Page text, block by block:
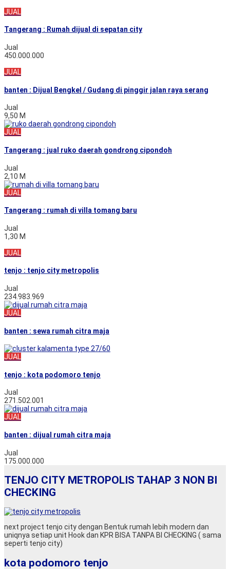
JUAL
Tangerang : Rumah dijual di sepatan city
Jual
450.000.000
JUAL
banten : Dijual Bengkel / Gudang di pinggir jalan raya serang
Jual
9,50 M
JUAL
Tangerang : jual ruko daerah gondrong cipondoh
Jual
2,10 M
JUAL
Tangerang : rumah di villa tomang baru
Jual
1,30 M
JUAL
tenjo : tenjo city metropolis
Jual
234.983.969
JUAL
banten : sewa rumah citra maja
JUAL
tenjo : kota podomoro tenjo
Jual
271.502.001
JUAL
banten : dijual rumah citra maja
Jual
175.000.000
TENJO CITY METROPOLIS TAHAP 3 NON BI
CHECKING
next project tenjo city dengan Bentuk rumah lebih modern dan
uniqnya setiap unit Hook dan KPR BISA TANPA BI CHECKING ( sama
seperti tenjo city)
kota podomoro tenjo